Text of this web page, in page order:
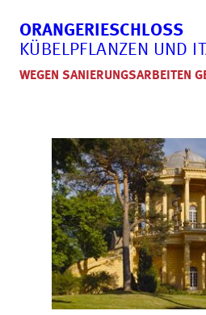
ORANGERIESCHLOSS
KÜBELPFLANZEN UND
WEGEN SANIERUNGSARBEITEN